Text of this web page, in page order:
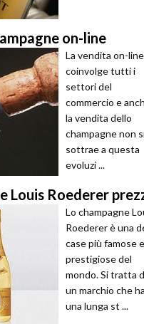
on-line
La vendita on-line
coinvolge tutti i
settori del
commercio e
la vendita dello
champagne non
sottrae a questa
evoluzi ...
Louis Roederer
Lo champagne
Roederer è una
case più famose e
prestigiose del
mondo. Si tratta
un marchio che ha
una lunga st ...